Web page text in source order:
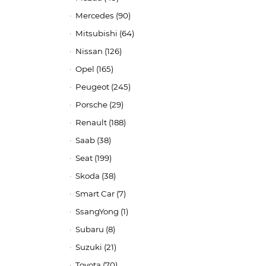
Mercedes (90)
Mitsubishi (64)
Nissan (126)
Opel (165)
Peugeot (245)
Porsche (29)
Renault (188)
Saab (38)
Seat (199)
Skoda (38)
Smart Car (7)
SsangYong (1)
Subaru (8)
Suzuki (21)